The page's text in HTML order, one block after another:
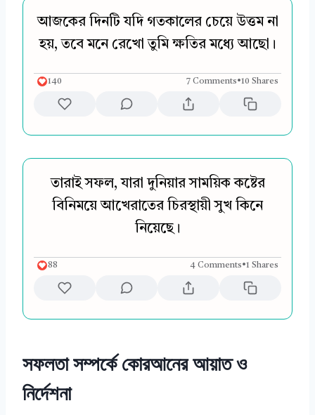
আজকের দিনটি যদি গতকালের চেয়ে উত্তম না
হয়, তবে মনে রেখো তুমি ক্ষতির মধ্যে আছো।
140 7 Comments•10 Shares
তারাই সফল, যারা দুনিয়ার সাময়িক কষ্টের
বিনিময়ে আখেরাতের চিরস্থায়ী সুখ কিনে
নিয়েছে।
88 4 Comments•1 Shares
সফলতা সম্পর্কে কোরআনের আয়াত ও
নির্দেশনা